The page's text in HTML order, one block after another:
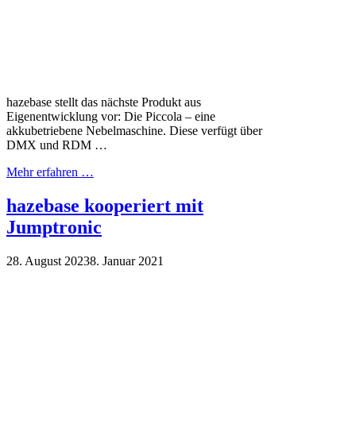
hazebase stellt das nächste Produkt aus
Eigenentwicklung vor: Die Piccola – eine
akkubetriebene Nebelmaschine. Diese verfügt über
DMX und RDM …
Mehr erfahren …
hazebase kooperiert mit
Jumptronic
28. August 20238. Januar 2021